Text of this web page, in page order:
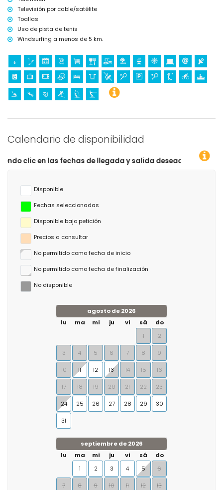
Televisión por cable/satélite
Toallas
Uso de pista de tenis
Windsurfing a menos de 5 km.
Calendario de disponibilidad
de llegada y salida deseadas!
Disponible
Fechas seleccionadas
Disponible bajo petición
Precios a consultar
No permitido como fecha de inicio
No permitido como fecha de finalización
No disponible
agosto de 2026
lu
ma mi ju vi sá
do
1
2
3 4 5 6 7 8 9
10 11 12 13 14 15 16
17 18 19 20 21 22 23
24 25 26 27 28 29 30
31
septiembre de 2026
lu
ma mi ju vi sá
do
1
2 3 4 5 6
7 8 9 10 11 12 13